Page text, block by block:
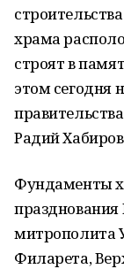
храма
строят в
этом сегодня
Радий
Фундаменты
митрополита
Филарета,